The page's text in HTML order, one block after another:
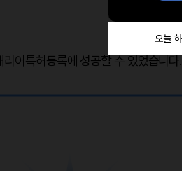
어특허등록에 성공할 수 있었습니다.